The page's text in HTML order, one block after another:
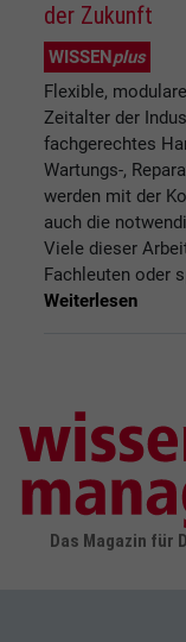
der Zukunft
WISSENplus
Flexible,
Zeitalter der
fachgerechtes
Wartungs-,
werden mit der
auch die
Viele dieser
Fachleuten oder
Weiterlesen
Das Magazin für